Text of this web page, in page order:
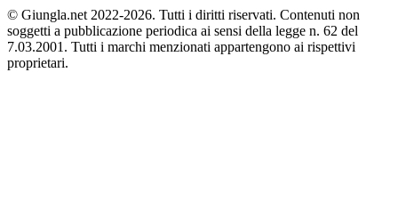
© Giungla.net 2022-2026. Tutti i diritti riservati. Contenuti non
soggetti a pubblicazione periodica ai sensi della legge n. 62 del
7.03.2001. Tutti i marchi menzionati appartengono ai rispettivi
proprietari.